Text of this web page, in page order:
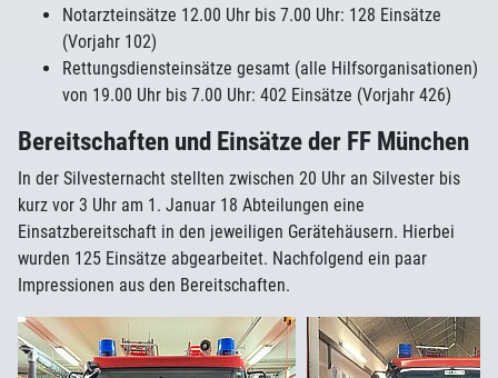
Notarzteinsätze 12.00 Uhr bis 7.00 Uhr: 128 Einsätze
(Vorjahr 102)
Rettungsdiensteinsätze gesamt (alle Hilfsorganisationen)
von 19.00 Uhr bis 7.00 Uhr: 402 Einsätze (Vorjahr 426)
Bereitschaften und Einsätze der FF München
In der Silvesternacht stellten zwischen 20 Uhr an Silvester bis
kurz vor 3 Uhr am 1. Januar 18 Abteilungen eine
Einsatzbereitschaft in den jeweiligen Gerätehäusern. Hierbei
wurden 125 Einsätze abgearbeitet. Nachfolgend ein paar
Impressionen aus den Bereitschaften.